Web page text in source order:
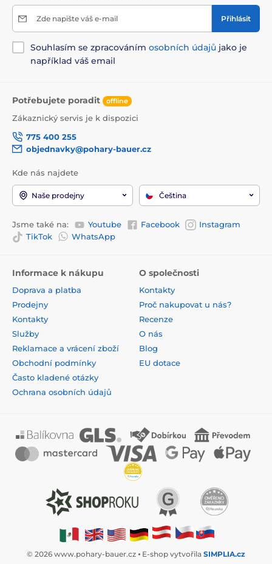
Zde napište váš e-mail Přihlásit
Souhlasím se zpracováním osobních údajů jako je
například váš email
Potřebujete poradit offline
Zákaznický servis je k dispozici
775 400 255
objednavky@pohary-bauer.cz
Kde nás najdete
Naše prodejny Čeština
Jsme také na: Youtube Facebook
Instagram
TikTok
WhatsApp
Informace k nákupu
Doprava a platba
Prodejny
Kontakty
Služby
Reklamace a vrácení zboží
Obchodní podmínky
Často kladené otázky
Ochrana osobních údajů
O společnosti
Kontakty
Proč nakupovat u nás?
Recenze
O nás
Blog
EU dotace
© 2026 www.pohary-bauer.cz ⦁ E-shop vytvořila SIMPLIA.cz